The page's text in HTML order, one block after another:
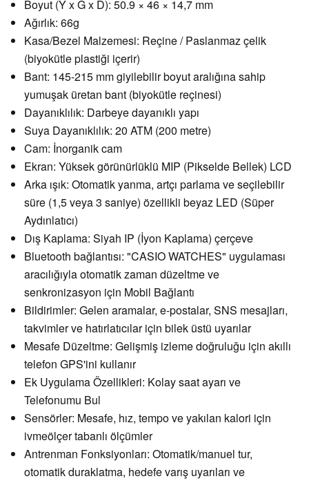
Boyut (Y x G x D): 50.9 × 46 × 14,7 mm
Ağırlık: 66g
Kasa/Bezel Malzemesi: Reçine / Paslanmaz çelik
(biyokütle plastiği içerir)
Bant: 145-215 mm giyilebilir boyut aralığına sahip
yumuşak üretan bant (biyokütle reçinesi)
Dayanıklılık: Darbeye dayanıklı yapı
Suya Dayanıklılık: 20 ATM (200 metre)
Cam: İnorganik cam
Ekran: Yüksek görünürlüklü MIP (Pikselde Bellek) LCD
Arka ışık: Otomatik yanma, artçı parlama ve seçilebilir
süre (1,5 veya 3 saniye) özellikli beyaz LED (Süper
Aydınlatıcı)
Dış Kaplama: Siyah IP (İyon Kaplama) çerçeve
Bluetooth bağlantısı: "CASIO WATCHES" uygulaması
aracılığıyla otomatik zaman düzeltme ve
senkronizasyon için Mobil Bağlantı
Bildirimler: Gelen aramalar, e-postalar, SNS mesajları,
takvimler ve hatırlatıcılar için bilek üstü uyarılar
Mesafe Düzeltme: Gelişmiş izleme doğruluğu için akıllı
telefon GPS'ini kullanır
Ek Uygulama Özellikleri: Kolay saat ayarı ve
Telefonumu Bul
Sensörler: Mesafe, hız, tempo ve yakılan kalori için
ivmeölçer tabanlı ölçümler
Antrenman Fonksiyonları: Otomatik/manuel tur,
otomatik duraklatma, hedefe varış uyarıları ve